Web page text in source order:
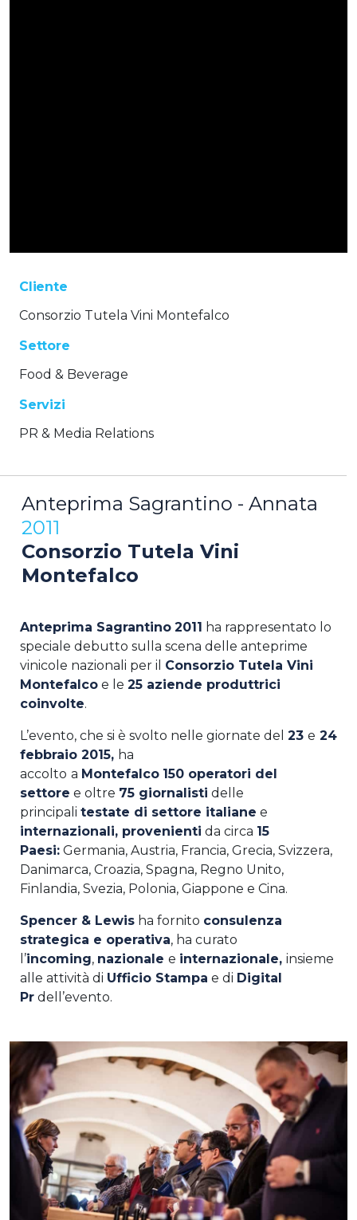
Cliente
Consorzio Tutela Vini Montefalco
Settore
Food & Beverage
Servizi
PR & Media Relations
Anteprima Sagrantino - Annata
2011
Consorzio Tutela Vini
Montefalco
Anteprima Sagrantino 2011 ha rappresentato lo
speciale debutto sulla scena delle anteprime
vinicole nazionali per il Consorzio Tutela Vini
Montefalco e le 25 aziende produttrici
coinvolte.
L’evento, che si è svolto nelle giornate del 23 e 24
febbraio 2015, ha
accolto a Montefalco 150 operatori del
settore e oltre 75 giornalisti delle
principali testate di settore italiane e
internazionali, provenienti da circa 15
Paesi: Germania, Austria, Francia, Grecia, Svizzera,
Danimarca, Croazia, Spagna, Regno Unito,
Finlandia, Svezia, Polonia, Giappone e Cina.
Spencer & Lewis ha fornito consulenza
strategica e operativa, ha curato
l’incoming, nazionale e internazionale, insieme
alle attività di Ufficio Stampa e di Digital
Pr dell’evento.